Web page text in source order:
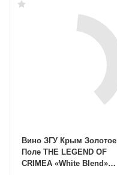
Вино ЗГУ Крым Золотое
Поле THE LEGEND OF
CRIMEA «White Blend»